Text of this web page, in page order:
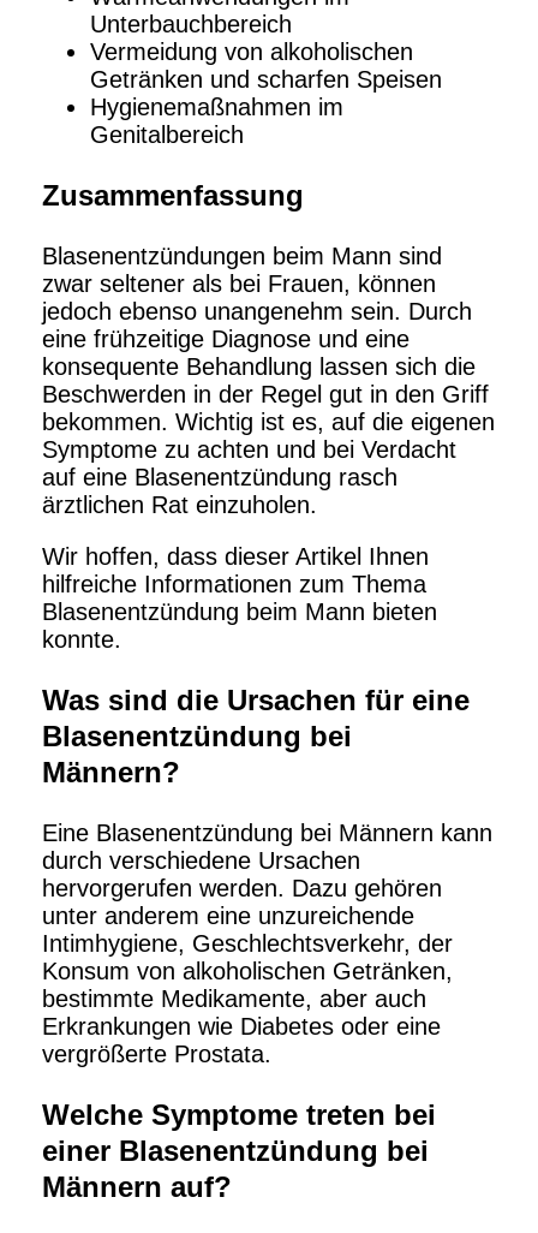
Unterbauchbereich
Vermeidung von alkoholischen
Getränken und scharfen Speisen
Hygienemaßnahmen im
Genitalbereich
Zusammenfassung
Blasenentzündungen beim Mann sind
zwar seltener als bei Frauen, können
jedoch ebenso unangenehm sein. Durch
eine frühzeitige Diagnose und eine
konsequente Behandlung lassen sich die
Beschwerden in der Regel gut in den Griff
bekommen. Wichtig ist es, auf die eigenen
Symptome zu achten und bei Verdacht
auf eine Blasenentzündung rasch
ärztlichen Rat einzuholen.
Wir hoffen, dass dieser Artikel Ihnen
hilfreiche Informationen zum Thema
Blasenentzündung beim Mann bieten
konnte.
Was sind die Ursachen für eine
Blasenentzündung bei
Männern?
Eine Blasenentzündung bei Männern kann
durch verschiedene Ursachen
hervorgerufen werden. Dazu gehören
unter anderem eine unzureichende
Intimhygiene, Geschlechtsverkehr, der
Konsum von alkoholischen Getränken,
bestimmte Medikamente, aber auch
Erkrankungen wie Diabetes oder eine
vergrößerte Prostata.
Welche Symptome treten bei
einer Blasenentzündung bei
Männern auf?